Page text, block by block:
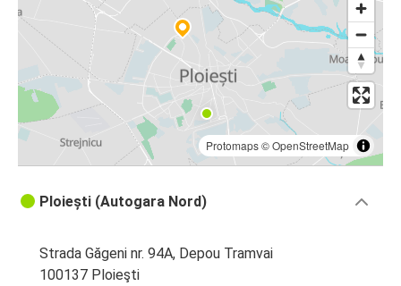
Protomaps©OpenStreetMap
Ploiești (Autogara Nord)
Strada Găgeni nr. 94A, Depou Tramvai
100137 Ploieşti